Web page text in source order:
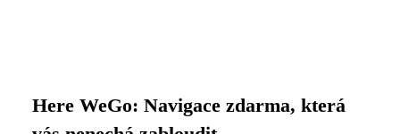
Here WeGo: Navigace zdarma, která